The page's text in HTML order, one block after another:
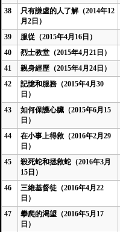
38
只有謙虛的人了解（2014年12
月2日）
39
服從（2015年4月16日）
40
烈士教堂（2015年4月21日）
41
親身經歷（2015年4月24日）
42
記憶和服務（2015年4月30
日）
43
如何保護心臟（2015年6月15
日）
44
在小事上得救（2016年2月29
日）
45
殺死蛇和拯救蛇（2016年3月
15日）
46
三維基督徒（2016年4月22
日）
47
攀爬的渴望（2016年5月17
日）